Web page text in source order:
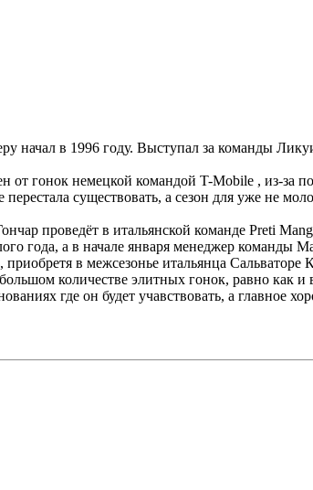
начал в 1996 году. Выступал за команды
от гонок немецкой командой T-Mobile , из-за
существовать, а сезон для уже не
проведёт в итальянской команде Preti
года, а в начале января менеджер команды
приобретя в межсезонье итальянца Сальваторе
количестве элитных гонок, равно как
где он будет учавствовать, а